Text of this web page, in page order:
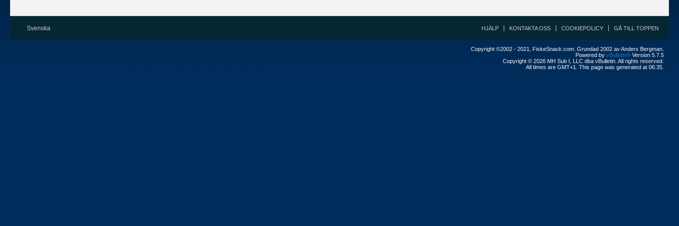
Svenska HJÄLP KONTAKTA OSS COOKIEPOLICY GÅ TILL TOPPEN
Copyright ©2002 - 2021, FiskeSnack.com. Grundad 2002 av Anders Bergman.
Powered by vBulletin® Version 5.7.5
Copyright © 2026 MH Sub I, LLC dba vBulletin. All rights reserved.
All times are GMT+1. This page was generated at 06:35.